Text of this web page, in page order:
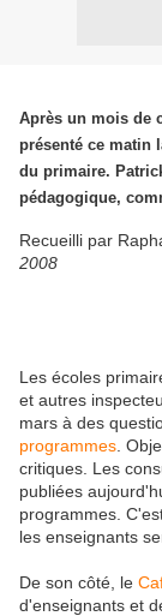
Après un mois de
présenté ce matin
du primaire.
pédagogique,
Recueilli par
2008
Les écoles
et autres
mars à des
programmes .
critiques. Les
publiées
programmes.
les enseignants
De son côté, le
d'enseignants et